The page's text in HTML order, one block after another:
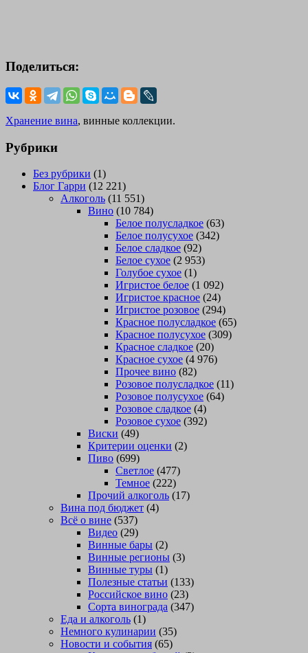
Поделиться:
Хранение вина, винные коллекции.
Рубрики
Без рубрики (1)
Блог Гарри (12 221)
Алкоголь (11 551)
Вино (10 784)
Белое полусладкое (63)
Белое полусухое (342)
Белое сладкое (92)
Белое сухое (2 953)
Голубое сухое (1)
Игристое белое (1 092)
Игристое красное (24)
Игристое розовое (294)
Красное полусладкое (65)
Красное полусухое (309)
Красное сладкое (20)
Красное сухое (4 976)
Прочее вино (82)
Розовое полусладкое (11)
Розовое полусухое (64)
Розовое сладкое (4)
Розовое сухое (392)
Виски (49)
Критерии оценки (2)
Пиво (699)
Светлое (477)
Темное (222)
Прочий алкоголь (17)
Вина под бюджет (4)
Всё о вине (537)
Видео (29)
Винные бары (2)
Винные регионы (3)
Винные туры (1)
Полезные статьи (133)
Российское вино (23)
Сорта винограда (347)
Еда и алкоголь (1)
Немного кулинарии (35)
Новости и события (65)